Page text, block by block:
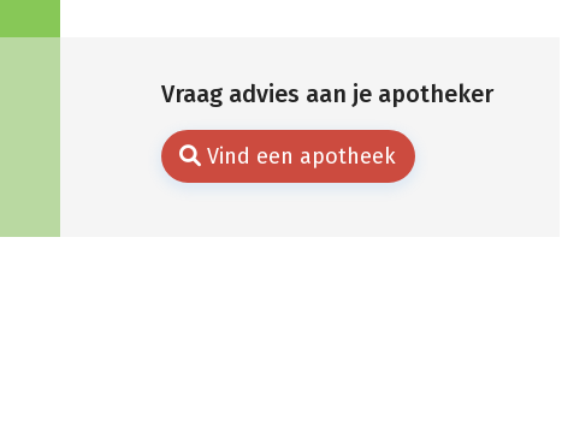
Vraag advies aan je apotheker
Vind een apotheek